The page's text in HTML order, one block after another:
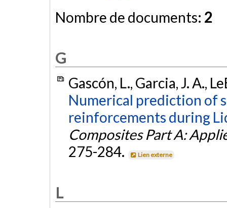
Nombre de documents: 2
G
Gascón, L., Garcia, J. A.,
Numerical prediction of
reinforcements during
Composites Part A:
275-284.
Lien externe
L